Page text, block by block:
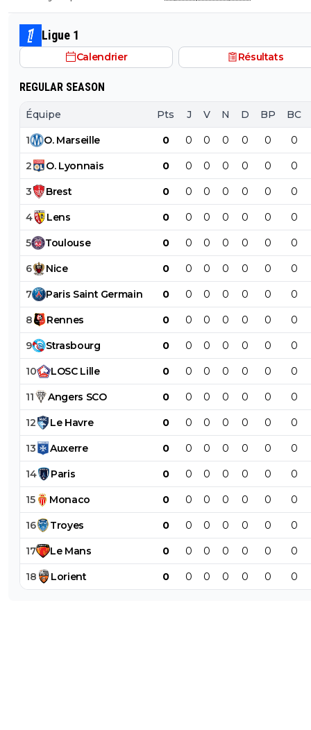
Ligue 1
Calendrier Résultats
REGULAR SEASON
Équipe Pts J V N D BP BC
1 O. Marseille 0 0 0 0 0 0 0
2 O. Lyonnais 0 0 0 0 0 0 0
3 Brest 0 0 0 0 0 0 0
4 Lens 0 0 0 0 0 0 0
5 Toulouse 0 0 0 0 0 0 0
6 Nice 0 0 0 0 0 0 0
7 Paris Saint Germain 0 0 0 0 0 0 0
8 Rennes 0 0 0 0 0 0 0
9 Strasbourg 0 0 0 0 0 0 0
10 LOSC Lille 0 0 0 0 0 0 0
11 Angers SCO 0 0 0 0 0 0 0
12 Le Havre 0 0 0 0 0 0 0
13 Auxerre 0 0 0 0 0 0 0
14 Paris 0 0 0 0 0 0 0
15 Monaco 0 0 0 0 0 0 0
16 Troyes 0 0 0 0 0 0 0
17 Le Mans 0 0 0 0 0 0 0
18 Lorient 0 0 0 0 0 0 0